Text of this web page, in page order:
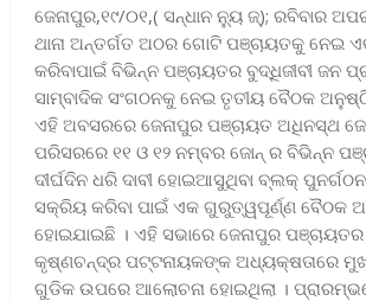
ଜେନାପୁର,୧୯/୦୧,( ସନ୍ଧାନ ନ୍ୟୁ ଜ୍); ରବିବାର
ଥାନା ଅନ୍ତର୍ଗତ ଅଠର ଗୋଟି ପଞ୍ଚାୟତକୁ ନେଇ
କରିବାପାଇଁ ବିଭିନ୍ନ ପଞ୍ଚାୟତର ବୁଦ୍ଧିଜୀବୀ ଜନ
ସାମ୍ବାଦିକ ସଂଗଠନକୁ ନେଇ ତୃତୀୟ ବୈଠକ
ଏହି ଅବସରରେ ଜେନାପୁର ପଞ୍ଚାୟତ ଅଧିନସ୍ଥ
ପରିସରରେ ୧୧ ଓ ୧୨ ନମ୍ବର ଜୋନ୍ ର ବିଭିନ୍ନ
ଦୀର୍ଘଦିନ ଧରି ଦାବୀ ହୋଇଆସୁଥିବା ବ୍ଲକ୍
ସକ୍ରିୟ କରିବା ପାଇଁ ଏକ ଗୁରୁତ୍ୱପୂର୍ଣ୍ଣ ବୈଠକ
ହୋଇଯାଇଛି । ଏହି ସଭାରେ ଜେନାପୁର
କୃଷ୍ଣଚନ୍ଦ୍ର ପଟ୍ଟନାୟକଙ୍କ ଅଧ୍ୟକ୍ଷତାରେ
ଗୁଡିକ ଉପରେ ଆଲୋଚନା ହୋଇଥିଲା ।